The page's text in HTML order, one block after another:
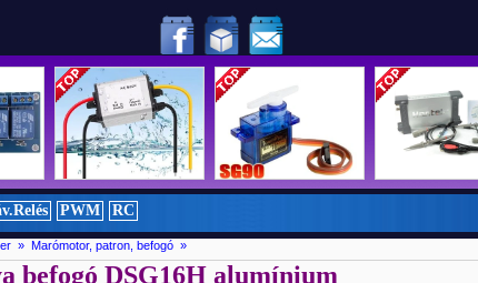
PWM RC
» Marómotor, patron, befogó »
befogó DSG16H alumínium